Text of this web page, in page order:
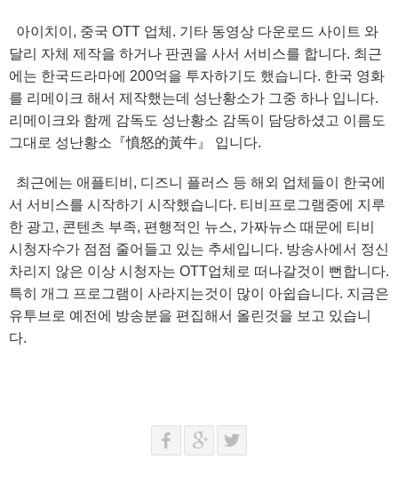
아이치이, 중국 OTT 업체. 기타 동영상 다운로드 사이트 와
달리 자체 제작을 하거나 판권을 사서 서비스를 합니다. 최근
에는 한국드라마에 200억을 투자하기도 했습니다. 한국 영화
를 리메이크 해서 제작했는데 성난황소가 그중 하나 입니다.
리메이크와 함께 감독도 성난황소 감독이 담당하셨고 이름도
그대로 성난황소『憤怒的黃牛』 입니다.
최근에는 애플티비, 디즈니 플러스 등 해외 업체들이 한국에
서 서비스를 시작하기 시작했습니다. 티비프로그램중에 지루
한 광고, 콘텐츠 부족, 편행적인 뉴스, 가짜뉴스 때문에 티비
시청자수가 점점 줄어들고 있는 추세입니다. 방송사에서 정신
차리지 않은 이상 시청자는 OTT업체로 떠나갈것이 뻔합니다.
특히 개그 프로그램이 사라지는것이 많이 아쉽습니다. 지금은
유투브로 예전에 방송분을 편집해서 올린것을 보고 있습니
다.